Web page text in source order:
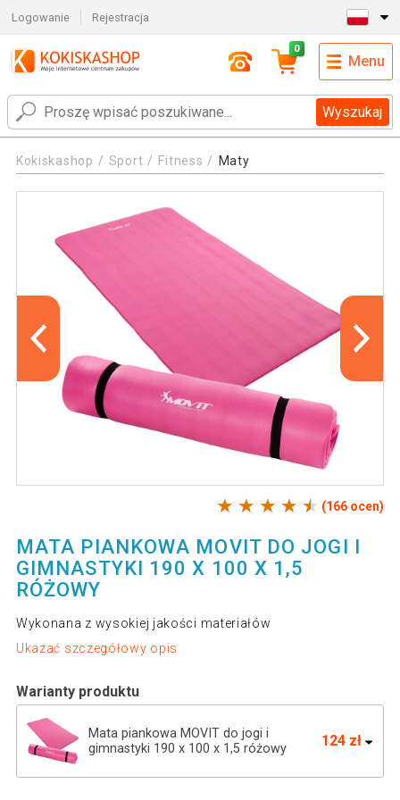
Logowanie Rejestracja
Wyszukaj
0
Menu
Kokiskashop Sport Fitness Maty
(166 ocen)
MATA PIANKOWA MOVIT DO JOGI I
GIMNASTYKI 190 X 100 X 1,5
RÓŻOWY
Wykonana z wysokiej jakości materiałów
Ukazać szczegółowy opis
Warianty produktu
Mata piankowa MOVIT do jogi i
gimnastyki 190 x 100 x 1,5 różowy
124 zł